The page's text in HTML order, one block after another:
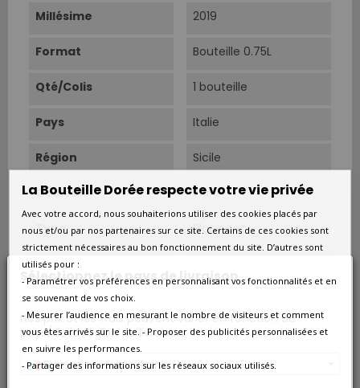
Sélectionnez le pays de livraison
Nos prix et les frais peuvent varier en fonction du
pays/de la région de livraison.
France métropolitaine
Millésime 2019
Format Bouteille 0.75L
Qté/Colis 1 bouteille
Pays Italie
Région Sicile
Couleur Blanc
Type Blanc sec
Situation
d'altitude, Vittoria (RG),
Sols
Sols rouges de sables
du Pliocène, de
silices.
La Bouteille Dorée respecte votre vie privée
Avec votre accord, nous souhaiterions utiliser des cookies placés par
nous et/ou par nos partenaires sur ce site. Certains de ces cookies sont
strictement nécessaires au bon fonctionnement du site. D’autres sont
utilisés pour :
- Paramétrer vos préférences en personnalisant vos fonctionnalités et en
se souvenant de vos choix.
- Mesurer l’audience en mesurant le nombre de visiteurs et comment
vous êtes arrivés sur le site. - Proposer des publicités personnalisées et
en suivre les performances.
- Partager des informations sur les réseaux sociaux utilisés.